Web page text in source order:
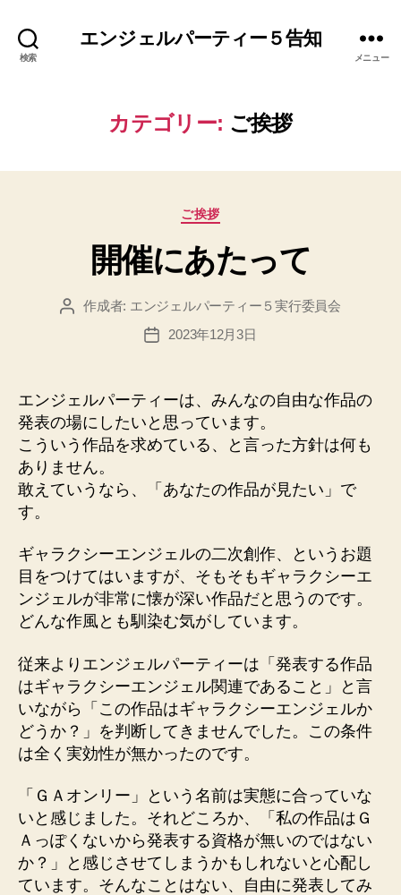
検索
エンジェルパーティー５告知
メニュー
カテゴリー: ご挨拶
カ
ゴ
リ
ご挨拶
開催にあたって
投 作成者: エンジェルパーティー５実行委員会
投
2023年12月3日
エンジェルパーティーは、みんなの自由な作品の
発表の場にしたいと思っています。
こういう作品を求めている、と言った方針は何も
ありません。
敢えていうなら、「あなたの作品が見たい」で
す。
ギャラクシーエンジェルの二次創作、というお題
目をつけてはいますが、そもそもギャラクシーエ
ンジェルが非常に懐が深い作品だと思うのです。
どんな作風とも馴染む気がしています。
従来よりエンジェルパーティーは「発表する作品
はギャラクシーエンジェル関連であること」と言
いながら「この作品はギャラクシーエンジェルか
どうか？」を判断してきませんでした。この条件
は全く実効性が無かったのです。
「ＧＡオンリー」という名前は実態に合っていな
いと感じました。それどころか、「私の作品はＧ
Ａっぽくないから発表する資格が無いのではない
か？」と感じさせてしまうかもしれないと心配し
ています。そんなことはない、自由に発表してみ